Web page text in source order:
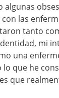
algunas
las
tanto
mi
una
que he
que